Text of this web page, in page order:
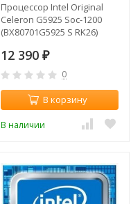
Процессор Intel Original
Celeron G5925 Soc-1200
(BX80701G5925 S RK26)
610) Box
12 390 ₽
0
В корзину
В наличии